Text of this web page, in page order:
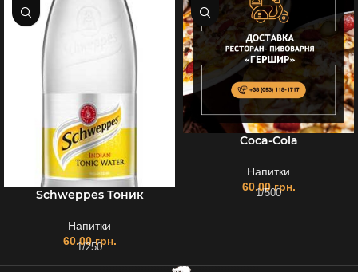
Schweppes Тоник
Напитки
60.00грн.
1/250
Coca-Cola
Напитки
60.00грн.
1/500